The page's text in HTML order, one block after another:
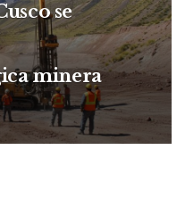
se
minera